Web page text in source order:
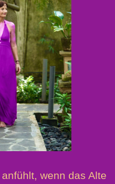
wenn das Alte